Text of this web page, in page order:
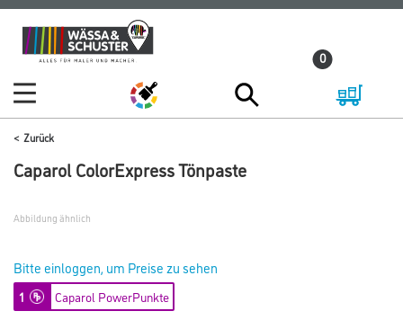
Zum
Inhalt
Zum
Navigationsmenü
0
Zurück
Caparol ColorExpress Tönpaste
Abbildung ähnlich
Bitte einloggen, um Preise zu sehen
1 Caparol PowerPunkte